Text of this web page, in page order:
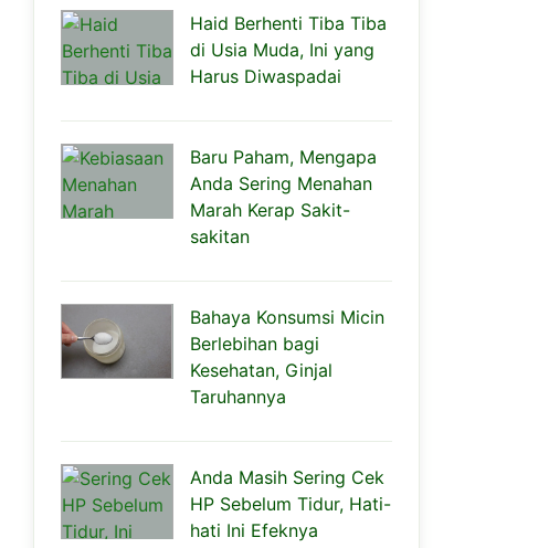
Haid Berhenti Tiba Tiba
di Usia Muda, Ini yang
Harus Diwaspadai
Baru Paham, Mengapa
Anda Sering Menahan
Marah Kerap Sakit-
sakitan
Bahaya Konsumsi Micin
Berlebihan bagi
Kesehatan, Ginjal
Taruhannya
Anda Masih Sering Cek
HP Sebelum Tidur, Hati-
hati Ini Efeknya